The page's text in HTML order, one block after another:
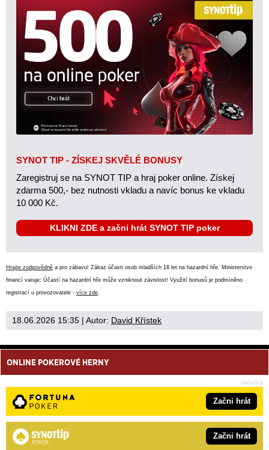
SYNOT TIP - ZÍSKEJ SKVĚLÉ BONUSY
Zaregistruj se na SYNOT TIP a hraj poker online. Získej
zdarma 500,- bez nutnosti vkladu a navíc bonus ke vkladu
10 000 Kč.
KLIKNI ZDE a začni hrát SYNOT TIP poker
Hrajte zodpovědně a pro zábavu! Zákaz účasti osob mladších 18 let na hazardní hře. Ministerstvo
financí varuje: Účastí na hazardní hře může vzniknout závislost! Využití bonusů je podmíněno
registrací u provozovatele - více zde.
18.06.2026 15:35 | Autor: David Křístek
ONLINE POKEROVÉ HERNY
Začni hrát
Začni hrát